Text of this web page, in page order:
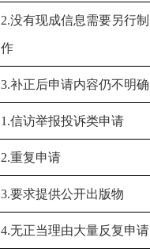
2.没有现成信息需要另行制
作
3.补正后申请内容仍不明确
1.信访举报投诉类申请
2.重复申请
3.要求提供公开出版物
4.无正当理由大量反复申请